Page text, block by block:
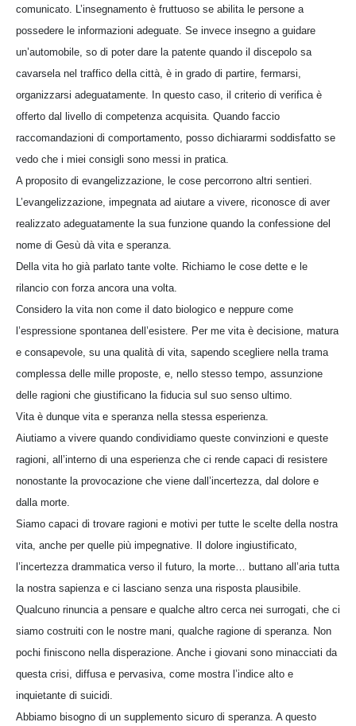
comunicato. L’insegnamento è fruttuoso se abilita le persone a
possedere le informazioni adeguate. Se invece insegno a guidare
un’automobile, so di poter dare la patente quando il discepolo sa
cavarsela nel traffico della città, è in grado di partire, fermarsi,
organizzarsi adeguatamente. In questo caso, il criterio di verifica è
offerto dal livello di competenza acquisita. Quando faccio
raccomandazioni di comportamento, posso dichiararmi soddisfatto se
vedo che i miei consigli sono messi in pratica.
A proposito di evangelizzazione, le cose percorrono altri sentieri.
L’evangelizzazione, impegnata ad aiutare a vivere, riconosce di aver
realizzato adeguatamente la sua funzione quando la confessione del
nome di Gesù dà vita e speranza.
Della vita ho già parlato tante volte. Richiamo le cose dette e le
rilancio con forza ancora una volta.
Considero la vita non come il dato biologico e neppure come
l’espressione spontanea dell’esistere. Per me vita è decisione, matura
e consapevole, su una qualità di vita, sapendo scegliere nella trama
complessa delle mille proposte, e, nello stesso tempo, assunzione
delle ragioni che giustificano la fiducia sul suo senso ultimo.
Vita è dunque vita e speranza nella stessa esperienza.
Aiutiamo a vivere quando condividiamo queste convinzioni e queste
ragioni, all’interno di una esperienza che ci rende capaci di resistere
nonostante la provocazione che viene dall’incertezza, dal dolore e
dalla morte.
Siamo capaci di trovare ragioni e motivi per tutte le scelte della nostra
vita, anche per quelle più impegnative. Il dolore ingiustificato,
l’incertezza drammatica verso il futuro, la morte… buttano all’aria tutta
la nostra sapienza e ci lasciano senza una risposta plausibile.
Qualcuno rinuncia a pensare e qualche altro cerca nei surrogati, che ci
siamo costruiti con le nostre mani, qualche ragione di speranza. Non
pochi finiscono nella disperazione. Anche i giovani sono minacciati da
questa crisi, diffusa e pervasiva, come mostra l’indice alto e
inquietante di suicidi.
Abbiamo bisogno di un supplemento sicuro di speranza. A questo